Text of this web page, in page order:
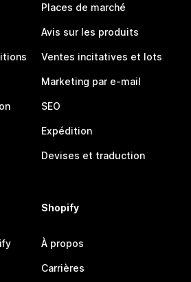
Places de marché
Avis sur les produits
Ventes incitatives et lots
Marketing par e-mail
SEO
Expédition
Devises et traduction
Shopify
À propos
Carrières